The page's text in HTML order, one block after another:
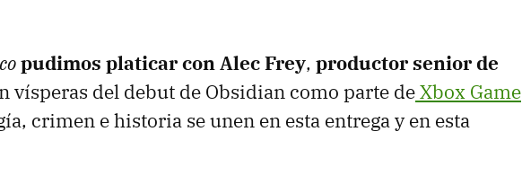
pudimos platicar con Alec Frey, productor senior de
vísperas del debut de Obsidian como parte deXbox Game
crimen e historia se unen en esta entrega y en esta